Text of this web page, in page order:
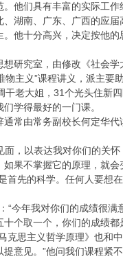
他们具有丰富的实际工
湖南、广东、广西的应
他十分高兴，决定按他
研究室，由修改《社会学
物主义”课程讲义，派主要
老大姐，31个光头住新
学得最好的一门课。
常由常务副校长何定华
，以表达我对你们的关
果不掌握它的原理，就会
首先的科学。任何人要想
“今年我对你们的成绩很
个取一个，你们的成绩都
克思主义哲学原理》也和
意见。”他问我们课程紧